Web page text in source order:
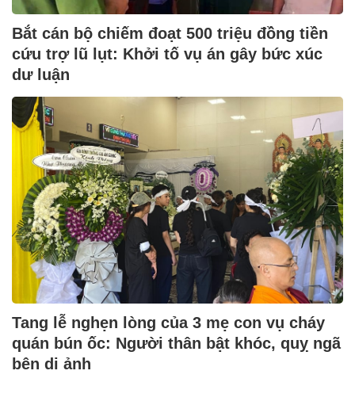
Bắt cán bộ chiếm đoạt 500 triệu đồng tiền
cứu trợ lũ lụt: Khởi tố vụ án gây bức xúc
dư luận
Tang lễ nghẹn lòng của 3 mẹ con vụ cháy
quán bún ốc: Người thân bật khóc, quỵ ngã
bên di ảnh